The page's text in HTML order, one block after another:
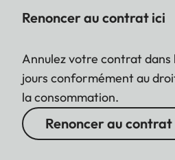
Renoncer au contrat ici
Annulez votre contrat dans
jours conformément au
la consommation.
Renoncer au contrat